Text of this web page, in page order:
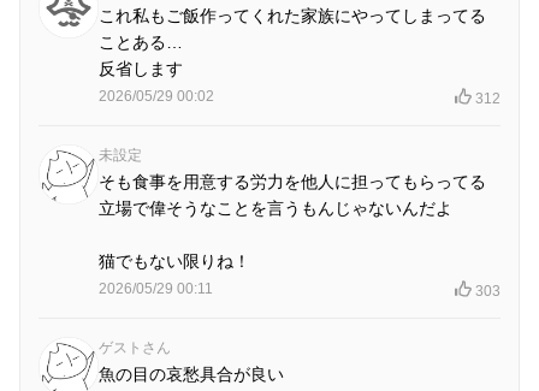
これ私もご飯作ってくれた家族にやってしまってる
ことある…
反省します
2026/05/29 00:02 312
未設定
そも食事を用意する労力を他人に担ってもらってる
立場で偉そうなことを言うもんじゃないんだよ
猫でもない限りね！
2026/05/29 00:11 303
ゲストさん
魚の目の哀愁具合が良い